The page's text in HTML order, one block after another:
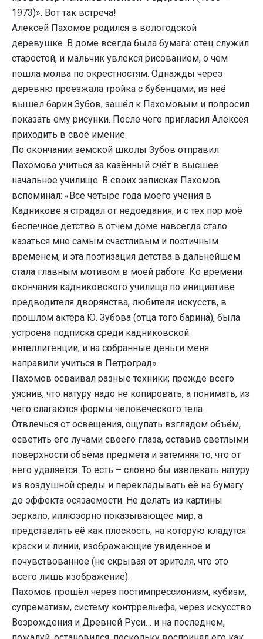
1973)». Вот так встреча!
Алексей Пахомов родился в вологодской
деревушке. В доме всегда была бумага: отец служил
старостой, и мальчик увлёкся рисованием, о чём
пошла молва по окрестностям. Однажды через
деревню проезжала тройка с бубенцами; из неё
вышел барин Зубов, зашёл к Пахомовым и попросил
показать ему рисунки. После чего пригласил Алексея
приходить в своё имение.
По окончании земской школы Зубов отправил
Пахомова учиться за казённый счёт в высшее
начальное училище. В своих записках Пахомов
вспоминал: «Все четыре года моего учения в
Кадникове я страдал от недоедания, и с тех пор моё
беспечное детство в отчем доме навсегда стало
казаться мне самым счастливым и поэтичным
временем, и эта поэтизация детства в дальнейшем
стала главным мотивом в моей работе. Ко времени
окончания кадниковского училища по инициативе
предводителя дворянства, любителя искусств, в
прошлом актёра Ю. Зубова (отца того барина), была
устроена подписка среди кадниковской
интеллигенции, и на собранные деньги меня
направили учиться в Петроград».
Пахомов осваивал разные техники; прежде всего
уяснив, что натуру надо не копировать, а понимать, из
чего слагаются формы человеческого тела.
Отвлечься от освещения, ощупать взглядом объём,
осветить его лучами своего глаза, оставив светлыми
поверхности объёма предмета и затемняя то, что от
него удаляется. То есть – словно бы извлекать натуру
из воздушной среды и перекладывать её на бумагу
до эффекта осязаемости. Не делать из картины
зеркало, иллюзорно показывающее мир, а
представлять её как плоскость, на которую кладутся
краски и линии, изображающие увиденное и
почувствованное (не скрывая от зрителя, что это
всего лишь изображение).
Пахомов прошёл через постимпрессионизм, кубизм,
супрематизм, систему контррельефа, через искусство
Возрождения и Древней Руси… и на последнем,